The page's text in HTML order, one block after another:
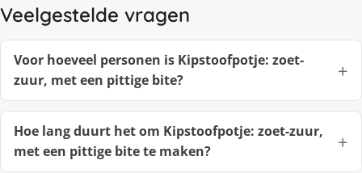
Veelgestelde vragen
Voor hoeveel personen is Kipstoofpotje: zoet-
zuur, met een pittige bite?
Hoe lang duurt het om Kipstoofpotje: zoet-zuur,
met een pittige bite te maken?